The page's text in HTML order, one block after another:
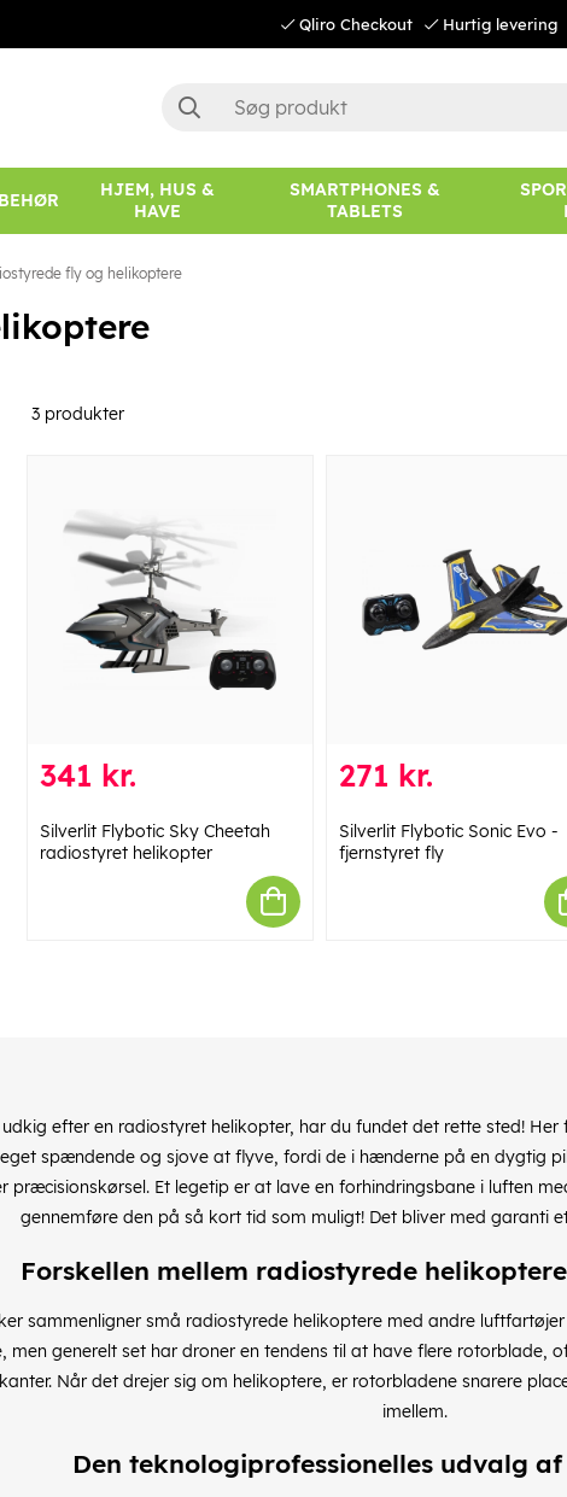
Qliro Checkout Hurtig levering
HJEM, HUS &
HAVE
SMARTPHONES &
TABLETS
fly og helikoptere
3 produkter
341 kr.
Silverlit Flybotic Sky Cheetah
radiostyret helikopter
271 kr.
Silverlit Flybotic Sonic Evo -
fjernstyret fly
efter en radiostyret helikopter, har du fundet det rette sted!
spændende og sjove at flyve, fordi de i hænderne på en dygtig
præcisionskørsel. Et legetip er at lave en forhindringsbane i luften
gennemføre den på så kort tid som muligt! Det bliver med garanti
Forskellen mellem radiostyrede
sammenligner små radiostyrede helikoptere med andre
men generelt set har droner en tendens til at have flere rotorblade,
Når det drejer sig om helikoptere, er rotorbladene snarere
imellem.
Den teknologiprofessionelles udvalg